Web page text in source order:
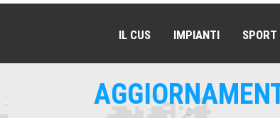
IL CUS IMPIANTI SPORT